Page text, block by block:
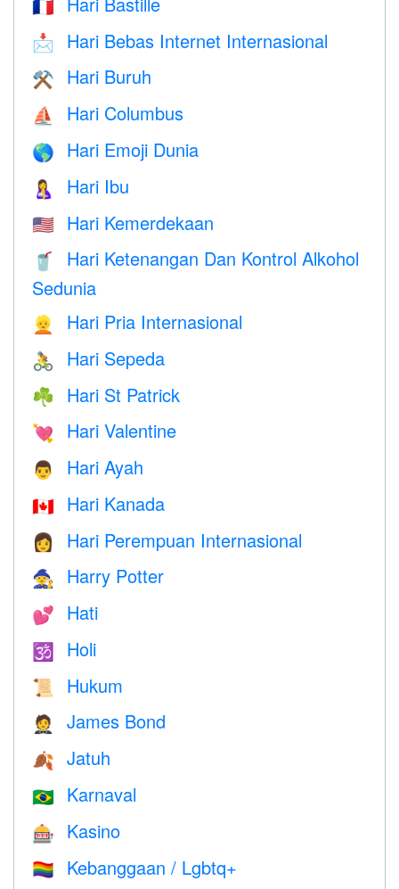
🇫🇷
📩 Hari Bebas Internet Internasional
⚒️ Hari Buruh
⛵️ Hari Columbus
🌎 Hari Emoji Dunia
🤱 Hari Ibu
🇺🇸 Hari Kemerdekaan
🥤
Hari Ketenangan Dan Kontrol Alkohol
Sedunia
👱 Hari Pria Internasional
🚴 Hari Sepeda
☘️ Hari St Patrick
💘 Hari Valentine
👨 Hari Ayah
🇨🇦 Hari Kanada
👩 Hari Perempuan Internasional
🧙 Harry Potter
💕 Hati
🕉 Holi
📜 Hukum
🤵 James Bond
🍂 Jatuh
🇧🇷 Karnaval
🎰 Kasino
🏳️‍🌈 Kebanggaan / Lgbtq+